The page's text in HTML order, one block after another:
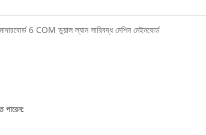
6 COM ডুয়াল ল্যান সারিবদ্ধ মেশিন মেইনবোর্ড
পারেন: